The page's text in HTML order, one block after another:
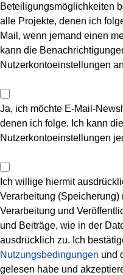
Beteiligungsmöglichkeiten
alle Projekte, denen ich
Mail, wenn jemand einen
kann die
Nutzerkontoeinstellungen
Ja, ich möchte E-Mail-
denen ich folge. Ich kann
Nutzerkontoeinstellungen
Ich willige hiermit
Verarbeitung
Verarbeitung und
und Beiträge, wie in der
ausdrücklich zu. Ich
Nutzungsbedingungen und
gelesen habe und